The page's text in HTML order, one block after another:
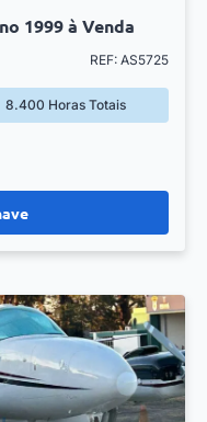
1999 à Venda
REF: AS5725
8.400 Horas Totais